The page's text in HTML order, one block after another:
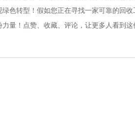
色转型！假如您正在寻找一家可靠的回
量！点赞、收藏、评论，让更多人看到这